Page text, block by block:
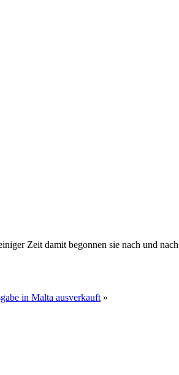
Zeit damit begonnen sie nach und
in Malta ausverkauft »